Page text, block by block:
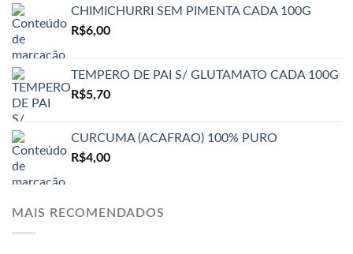
CHIMICHURRI SEM PIMENTA CADA 100G
R$6,00
TEMPERO DE PAI S/ GLUTAMATO CADA 100G
R$5,70
CURCUMA (ACAFRAO) 100% PURO
R$4,00
MAIS RECOMENDADOS